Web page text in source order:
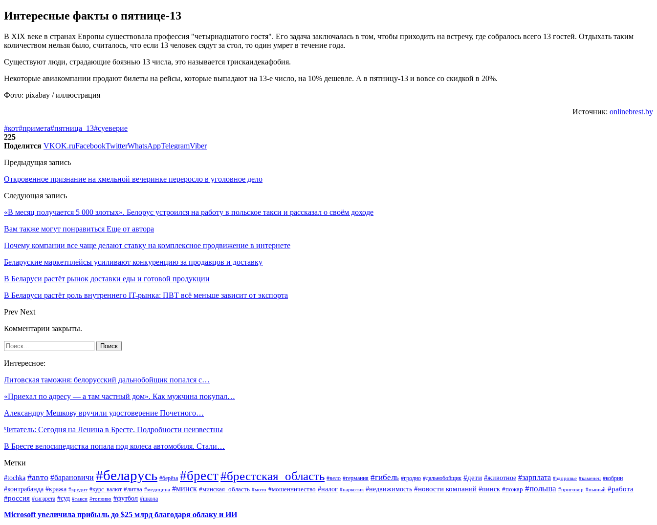
Интересные факты о пятнице-13
В XIX веке в странах Европы существовала профессия "четырнадцатого гостя". Его задача заключалась в том, чтобы приходить на встречу, где собралось всего 13 гостей. Отдыхать таким
количеством нельзя было, считалось, что если 13 человек сядут за стол, то один умрет в течение года.
Существуют люди, страдающие боязнью 13 числа, это называется трискаидекафобия.
Некоторые авиакомпании продают билеты на рейсы, которые выпадают на 13-е число, на 10% дешевле. А в пятницу-13 и вовсе со скидкой в 20%.
Фото: pixabay / иллюстрация
Источник: onlinebrest.by
#кот#примета#пятница_13#суеверие
225
Поделится VKOK.ruFacebookTwitterWhatsAppTelegramViber
Предыдущая запись
Откровенное признание на хмельной вечеринке переросло в уголовное дело
Следующая запись
«В месяц получается 5 000 злотых». Белорус устроился на работу в польское такси и рассказал о своём доходе
Вам также могут понравиться Еще от автора
Почему компании все чаще делают ставку на комплексное продвижение в интернете
Беларуские маркетплейсы усиливают конкуренцию за продавцов и доставку
В Беларуси растёт рынок доставки еды и готовой продукции
В Беларуси растёт роль внутреннего IT-рынка: ПВТ всё меньше зависит от экспорта
Prev Next
Комментарии закрыты.
Интересное:
Литовская таможня: белорусский дальнобойщик попался с…
«Приехал по адресу — а там частный дом». Как мужчина покупал…
Александру Мешкову вручили удостоверение Почетного…
Читатель: Сегодня на Ленина в Бресте. Подробности неизвестны
В Бресте велосипедистка попала под колеса автомобиля. Стали…
Метки
#tochka #авто #барановичи #беларусь #берёза #брест#брестская_область #вело #германия #гибель #гродно #дальнобойщик #дети #животное #зарплата #здоровье #каменец #кобрин
#контрабанда #кража #кредит #курс_валют #литва #медицина #минск #минская_область #мото #мошенничество #налог #наркотик #недвижимость #новости компаний #пинск #пожар #польша #приговор #пьяный #работа
#россия #сигарета #суд #такси #топливо #футбол #школа
Microsoft увеличила прибыль до $25 млрд благодаря облаку и ИИ